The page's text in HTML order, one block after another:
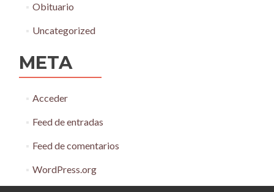
Obituario
Uncategorized
META
Acceder
Feed de entradas
Feed de comentarios
WordPress.org